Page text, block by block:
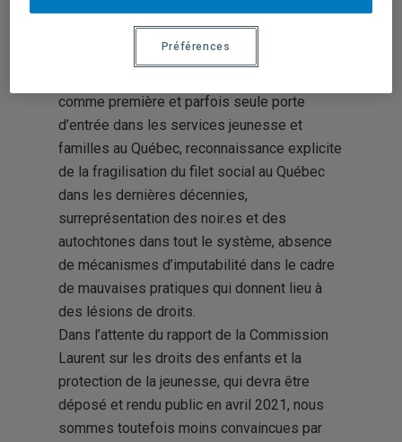
ciblage de population, conditions de travail
pénibles, manque d’effectifs, souffrance
comme première et parfois seule porte
d’entrée dans les services jeunesse et
familles au Québec, reconnaissance explicite
de la fragilisation du filet social au Québec
dans les dernières décennies,
surreprésentation des noir.es et des
autochtones dans tout le système, absence
de mécanismes d’imputabilité dans le cadre
de mauvaises pratiques qui donnent lieu à
des lésions de droits.
Dans l’attente du rapport de la Commission
Laurent sur les droits des enfants et la
protection de la jeunesse, qui devra être
déposé et rendu public en avril 2021, nous
sommes toutefois moins convaincues par
Préférences